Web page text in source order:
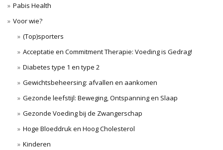
Pabis Health
Voor wie?
(Top)sporters
Acceptatie en Commitment Therapie: Voeding is Gedrag!
Diabetes type 1 en type 2
Gewichtsbeheersing: afvallen en aankomen
Gezonde leefstijl: Beweging, Ontspanning en Slaap
Gezonde Voeding bij de Zwangerschap
Hoge Bloeddruk en Hoog Cholesterol
Kinderen